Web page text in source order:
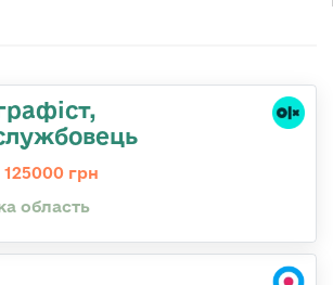
грн
область